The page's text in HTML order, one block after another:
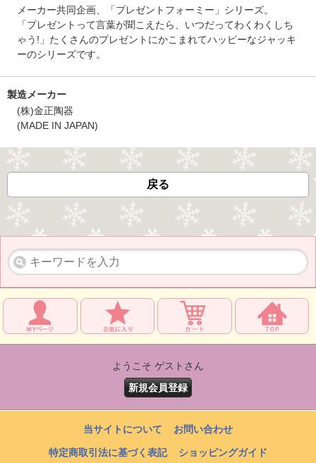
メーカー共同企画、「プレゼントフォーミー」シリーズ。
「プレゼントって言葉が聞こえたら、いつだってわくわくしち
ゃう!」たくさんのプレゼントにかこまれてハッピーなジャッキ
ーのシリーズです。
製造メーカー
(株)金正陶器
(MADE IN JAPAN)
戻る
ようこそ ゲストさん
新規会員登録
当サイトについて お問い合わせ
特定商取引法に基づく表記 ショッピングガイド